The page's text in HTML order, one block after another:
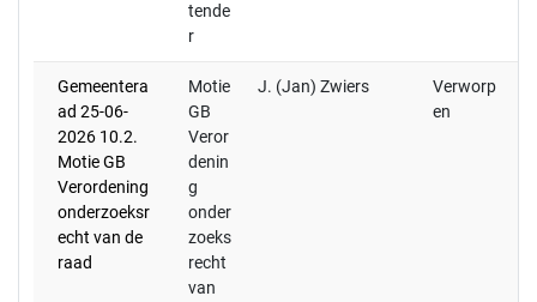
tende
r
Gemeentera
ad 25-06-
2026 10.2.
Motie GB
Verordening
onderzoeksr
echt van de
raad
Motie
GB
Veror
denin
g
onder
zoeks
recht
van
J. (Jan) Zwiers
Verworp
en